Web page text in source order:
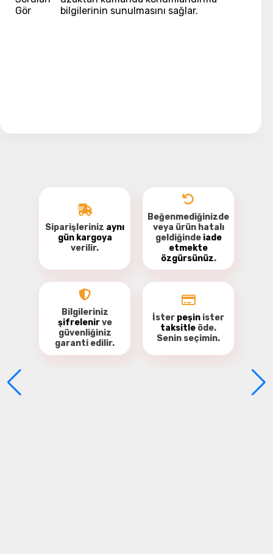
Gör
bilgilerinin sunulmasını sağlar.
Yorum Yaz
Siparişleriniz aynı
gün kargoya
verilir.
Beğenmediğinizde
veya ürün hatalı
geldiğinde iade
etmekte
özgürsünüz.
Bilgileriniz
şifrelenirve
güvenliğiniz
garanti edilir.
İster peşin ister
taksitle öde.
Senin seçimin.